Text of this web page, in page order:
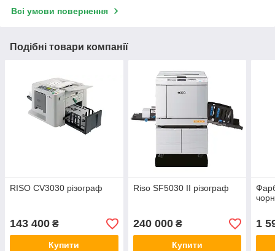
Всі умови повернення
Подібні товари компанії
RISO CV3030 різограф
143 400 ₴
Купити
Riso SF5030 II різограф
240 000₴
Купити
1